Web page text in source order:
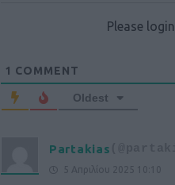
Please
1 COMMENT
Oldest
Partakias
5 Απριλίου 2025 10:10